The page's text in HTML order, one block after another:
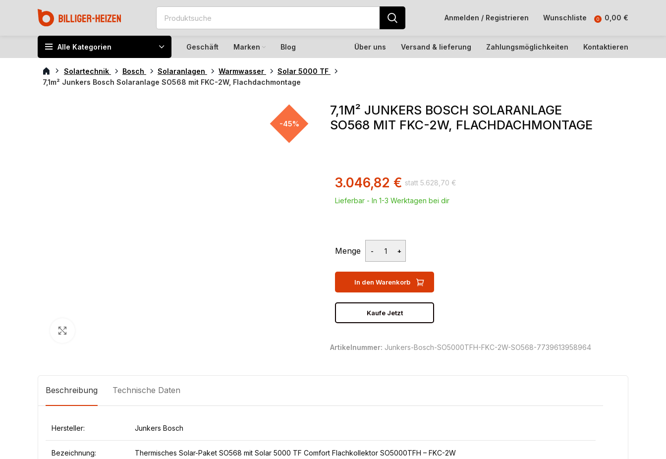
Anmelden / Registrieren Wunschliste 0 0,00 €
Alle Kategorien Geschäft Marken Blog Über uns Versand & lieferung Zahlungsmöglichkeiten Kontaktieren
Solartechnik Bosch Solaranlagen Warmwasser
Solar 5000 TF
7,1m² Junkers Bosch Solaranlage SO568 mit FKC-2W, Flachdachmontage
-45%
7,1M² JUNKERS BOSCH SOLARANLAGE
SO568 MIT FKC-2W, FLACHDACHMONTAGE
5.628,70 €
3.046,82 €
Lieferbar - In 1-3 Werktagen bei dir
Menge
In den Warenkorb
Kaufe Jetzt
Artikelnummer: Junkers-Bosch-SO5000TFH-FKC-2W-SO568-7739613958964
Beschreibung Technische Daten
Hersteller: Junkers Bosch
Bezeichnung: Thermisches Solar-Paket SO568 mit Solar 5000 TF Comfort Flachkollektor SO5000TFH – FKC-2W